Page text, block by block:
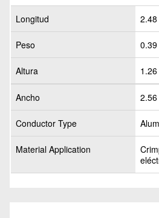
Longitud 2.48
Peso
Altura 1.26
Ancho 2.56
Conductor Type
Material Application